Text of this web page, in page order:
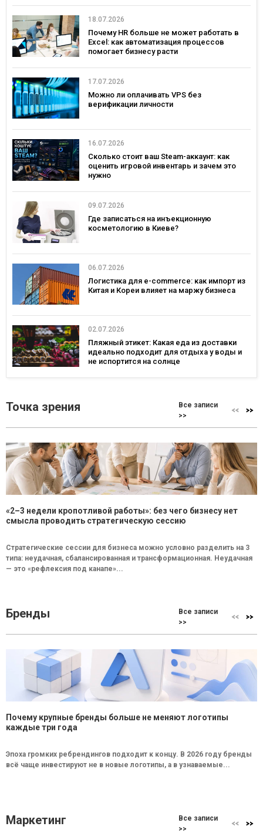
18.07.2026
Почему HR больше не может работать в
Excel: как автоматизация процессов
помогает бизнесу расти
17.07.2026
Можно ли оплачивать VPS без
верификации личности
16.07.2026
Сколько стоит ваш Steam-аккаунт: как
оценить игровой инвентарь и зачем это
нужно
09.07.2026
Где записаться на инъекционную
косметологию в Киеве?
06.07.2026
Логистика для e-commerce: как импорт из
Китая и Кореи влияет на маржу бизнеса
02.07.2026
Пляжный этикет: Какая еда из доставки
идеально подходит для отдыха у воды и
не испортится на солнце
Точка зрения
Все записи
>>
«2–3 недели кропотливой работы»: без чего бизнесу нет
смысла проводить стратегическую сессию
Стратегические сессии для бизнеса можно условно разделить на 3
типа: неудачная, сбалансированная и трансформационная. Неудачная
— это «рефлексия под канапе»...
Бренды
Все записи
>>
Почему крупные бренды больше не меняют логотипы
каждые три года
Эпоха громких ребрендингов подходит к концу. В 2026 году бренды
всё чаще инвестируют не в новые логотипы, а в узнаваемые...
Маркетинг
Все записи
>>